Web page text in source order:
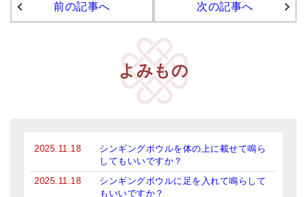
前の記事へ 次の記事へ
よみもの
2025.11.18
シンギングボウルを体の上に載せて鳴ら
してもいいですか？
2025.11.18
シンギングボウルに足を入れて鳴らして
もいいですか？